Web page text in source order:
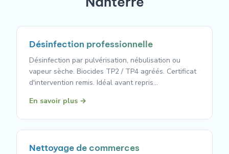
Désinfection professionnelle
Désinfection par pulvérisation, nébulisation ou
vapeur sèche. Biocides TP2 / TP4 agréés. Certificat
d'intervention remis. Idéal avant repris…
En savoir plus →
Nettoyage de commerces